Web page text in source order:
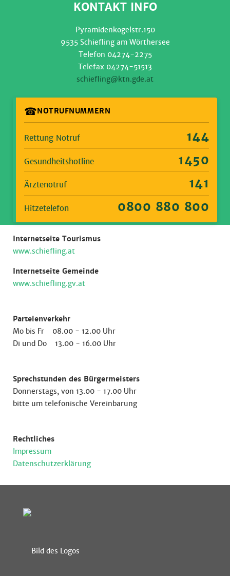
KONTAKT INFO
Pyramidenkogelstr.150
9535 Schiefling am Wörthersee
Telefon 04274-2275
Telefax 04274-51513
schiefling@ktn.gde.at
☎NOTRUFNUMMERN
Rettung Notruf 144
Gesundheitshotline 1450
Ärztenotruf 141
Hitzetelefon 0800 880 800
Internetseite Tourismus
www.schiefling.at
Internetseite Gemeinde
www.schiefling.gv.at
Parteienverkehr
Mo bis Fr 08.00 - 12.00 Uhr
Di und Do 13.00 - 16.00 Uhr
Sprechstunden des Bürgermeisters
Donnerstags, von 13.00 - 17.00 Uhr
bitte um telefonische Vereinbarung
Rechtliches
Impressum
Datenschutzerklärung